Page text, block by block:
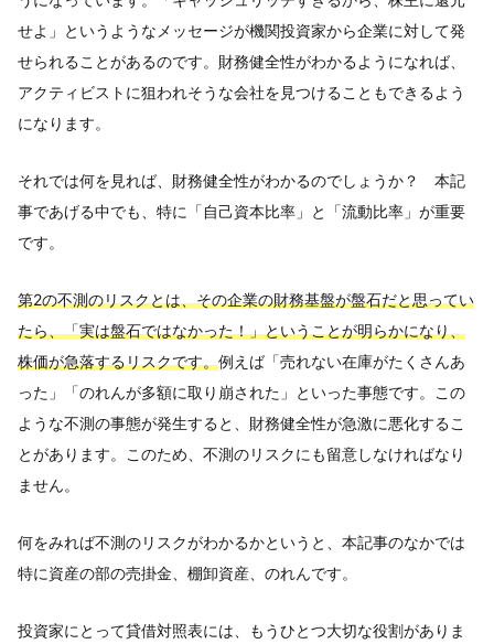
せよ」というようなメッセージが機関投資家から企業に対して発
せられることがあるのです。財務健全性がわかるようになれば、
アクティビストに狙われそうな会社を見つけることもできるよう
になります。
それでは何を見れば、財務健全性がわかるのでしょうか？ 本記
事であげる中でも、特に「自己資本比率」と「流動比率」が重要
です。
第2の不測のリスクとは、その企業の財務基盤が盤石だと思ってい
たら、「実は盤石ではなかった！」ということが明らかになり、
株価が急落するリスクです。例えば「売れない在庫がたくさんあ
った」「のれんが多額に取り崩された」といった事態です。この
ような不測の事態が発生すると、財務健全性が急激に悪化するこ
とがあります。このため、不測のリスクにも留意しなければなり
ません。
何をみれば不測のリスクがわかるかというと、本記事のなかでは
特に資産の部の売掛金、棚卸資産、のれんです。
投資家にとって貸借対照表には、もうひとつ大切な役割がありま